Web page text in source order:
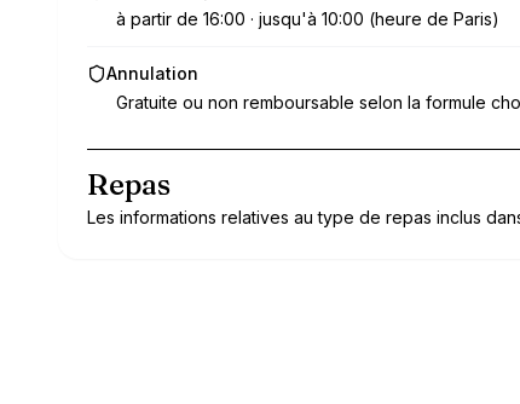
à partir de 16:00 · jusqu'à 10:00 (heure de Paris)
Annulation
Gratuite ou non remboursable selon la formule
Repas
Les informations relatives au type de repas inclus